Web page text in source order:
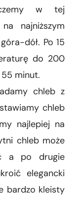
w tej
najniższym
dół. Po 15
do 200
minut.
chleb z
chleb
najlepiej na
chleb może
a po drugie
elegancki
bardzo kleisty